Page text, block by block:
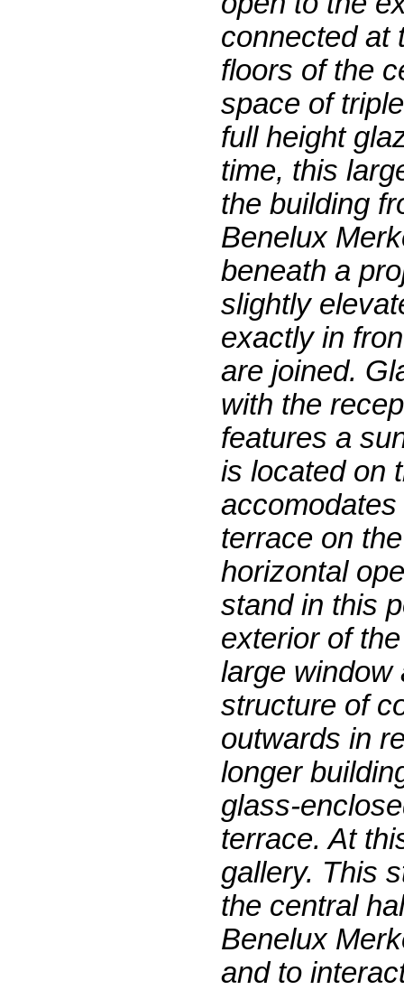
connected at
floors of the
space of
full height
time, this
the building
Benelux
beneath a
slightly
exactly in
are joined.
with the
features a
is located on
terrace on
horizontal
stand in this
exterior of
large window
structure of
outwards in
longer
glass-
terrace. At
gallery. This
the central
Benelux
and to